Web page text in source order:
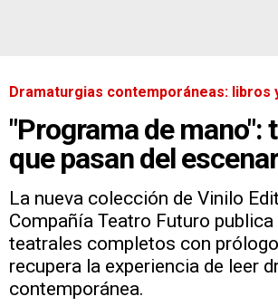
Dramaturgias contemporáneas: libros
"Programa de mano":
que pasan del
La nueva colección de Vinilo
Compañía Teatro Futuro
teatrales completos con
recupera la experiencia de leer
contemporánea.